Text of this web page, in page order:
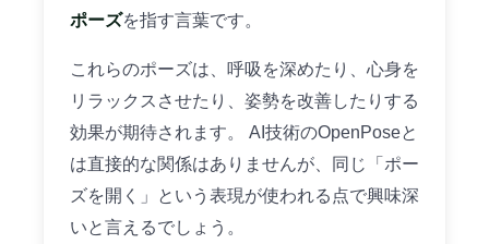
ポーズを指す言葉です。
これらのポーズは、呼吸を深めたり、心身を
リラックスさせたり、姿勢を改善したりする
効果が期待されます。 AI技術のOpenPoseと
は直接的な関係はありませんが、同じ「ポー
ズを開く」という表現が使われる点で興味深
いと言えるでしょう。